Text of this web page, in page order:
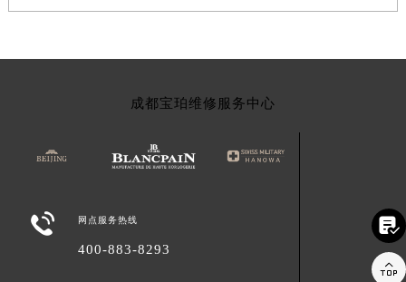
成都宝珀维修服务中心
 网点服务热线
400-883-8293

